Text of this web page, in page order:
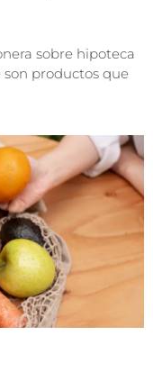
sobre hipoteca
son productos que